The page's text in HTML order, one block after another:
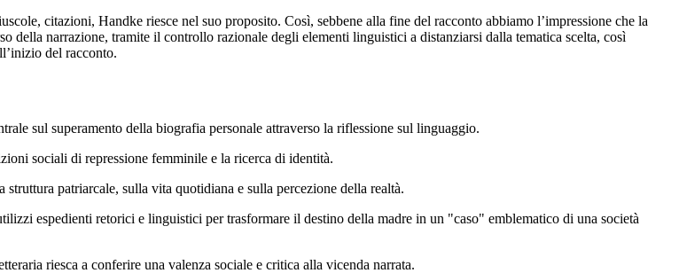
citazioni, Handke riesce nel suo proposito. Così, sebbene alla fine del racconto abbiamo l’impressione che la
della narrazione, tramite il controllo razionale degli elementi linguistici a distanziarsi dalla tematica scelta, così
del racconto.
sul superamento della biografia personale attraverso la riflessione sul linguaggio.
sociali di repressione femminile e la ricerca di identità.
patriarcale, sulla vita quotidiana e sulla percezione della realtà.
espedienti retorici e linguistici per trasformare il destino della madre in un "caso" emblematico di una società
riesca a conferire una valenza sociale e critica alla vicenda narrata.